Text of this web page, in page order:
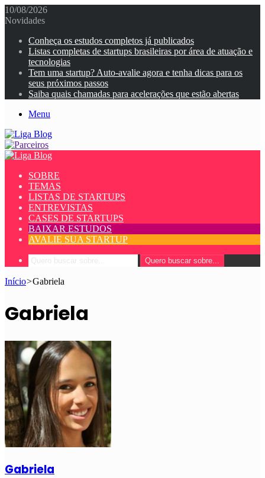
10/08/2026
Novidades
Conheça os estudos completos já publicados
Listas completas de startups brasileiras por área de atuação e
tecnologias
Tem uma startup? Auto-avalie agora e tenha dicas para os
seus próximos passos
Saiba quais chamadas para acelerações que estão abertas
Menu
SOBRE
TEMAS
LISTAS DE STARTUPS
ENTREVISTAS
CASES DE STARTUPS
BAIXAR ESTUDOS
AVALIE SUA STARTUP
Quero buscar sobre...
Início>Gabriela
Gabriela
Gabriela